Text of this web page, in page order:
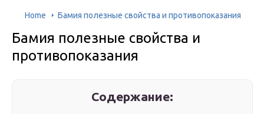
Home Бамия полезные свойства и противопоказания
Бамия полезные свойства и
противопоказания
Содержание: